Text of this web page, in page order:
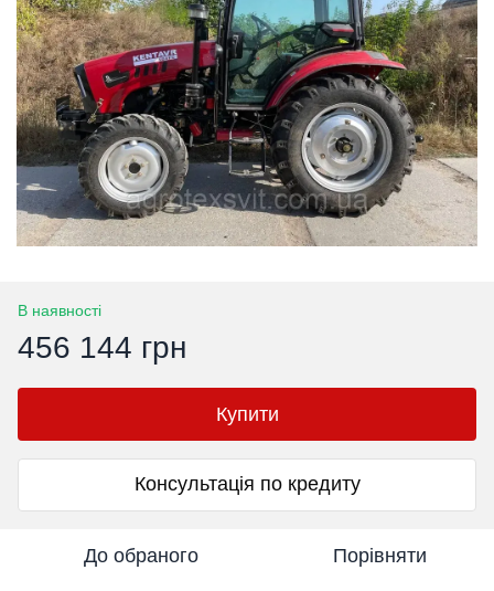
В наявності
456 144 грн
Купити
Консультація по кредиту
До обраного Порівняти